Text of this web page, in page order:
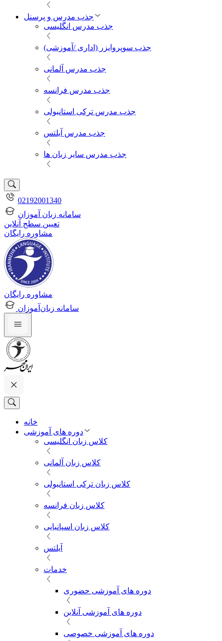
جذب مدرس و پرسنل
جذب مدرس انگلیسی
جذب سوپروایزر (اداری /آموزشی)
جذب مدرس آلمانی
جذب مدرس فرانسه
جذب مدرس ترکی استانبولی
جذب مدرس آیلتس
جذب مدرس سایر زبان ها
02192001340
سامانه زبان آموزان
تعیین سطح آنلاین
مشاوره رایگان
مشاوره رایگان
سامانه زبان‌آموزان
خانه
دوره های آموزشی
کلاس زبان انگلیسی
کلاس زبان آلمانی
کلاس زبان ترکی استانبولی
کلاس زبان فرانسه
کلاس زبان اسپانیایی
آیلتس
خدمات
دوره های آموزشی حضوری
دوره های آموزشی آنلاین
دوره های آموزشی خصوصی